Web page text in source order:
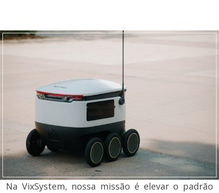
Na VixSystem, nossa missão é elevar o padrão